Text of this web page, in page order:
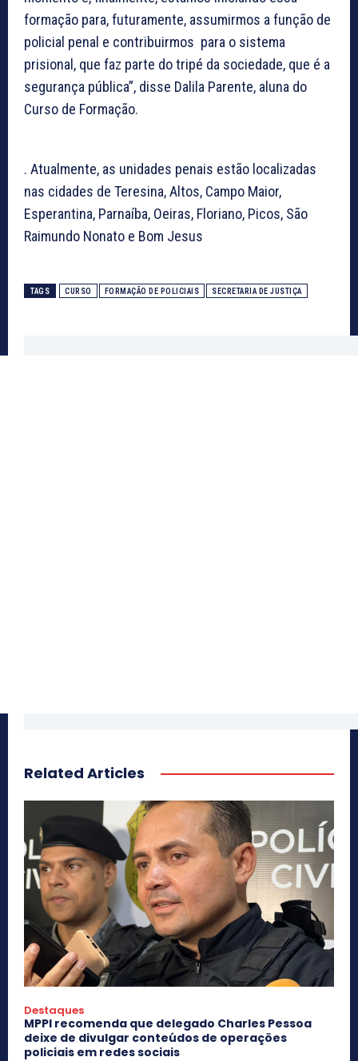
formação para, futuramente, assumirmos a função de
policial penal e contribuirmos para o sistema
prisional, que faz parte do tripé da sociedade, que é a
segurança pública”, disse Dalila Parente, aluna do
Curso de Formação.
. Atualmente, as unidades penais estão localizadas
nas cidades de Teresina, Altos, Campo Maior,
Esperantina, Parnaíba, Oeiras, Floriano, Picos, São
Raimundo Nonato e Bom Jesus
TAGS CURSO FORMAÇÃO DE POLICIAIS SECRETARIA DE JUSTIÇA
Related Articles
Destaques
MPPI recomenda que delegado Charles Pessoa
deixe de divulgar conteúdos de operações
policiais em redes sociais